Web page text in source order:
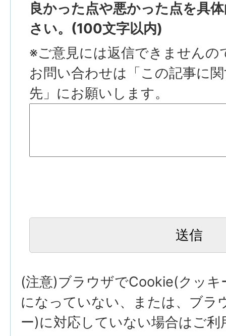
良かった点や悪かった点を具
さい。(100文字以内)
※ご意見には返信できませんの
お問い合わせは「この記事に
先」にお願いします。
(注意)ブラウザでCookie(クッキ
になっていない、または、ブラ
ー)に対応していない場合はご利